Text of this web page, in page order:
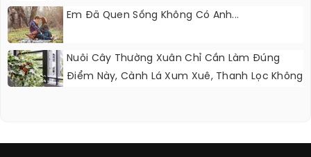
Em Đã Quen Sống Không Có Anh...
Nuôi Cây Thường Xuân Chỉ Cần Làm Đúng
Điểm Này, Cành Lá Xum Xuê, Thanh Lọc Không